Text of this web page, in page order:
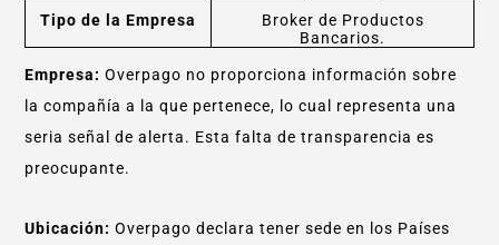
Tipo de la Empresa
Broker de Productos
Bancarios.
Empresa: Overpago no proporciona información sobre
la compañía a la que pertenece, lo cual representa una
seria señal de alerta. Esta falta de transparencia es
preocupante.
Ubicación: Overpago declara tener sede en los Países